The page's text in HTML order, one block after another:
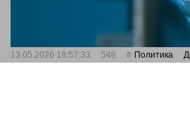
13.05.2026 18:57:33 548 Политика